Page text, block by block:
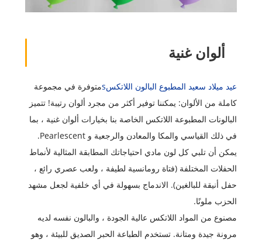
ألوان غنية
عيد ميلاد سعيد المطبوع البالون اللاتكسsمتوفرة في مجموعة
كاملة من الألوان: يمكننا توفير أكثر من مجرد ألوان رتيبة! تتميز
البالونات المطبوعة اللاتكس الخاصة بنا بخيارات ألوان غنية ، بما
في ذلك القياسي والمكا والمعادن والرجعية و Pearlescent.
يمكن أن تلبي كل لون مادي احتياجاتك المطابقة المثالية لأنماط
الحفلات المختلفة (فتاة رومانسية لطيفة ، ولعب عصري رائع ،
حفل أنيقة للبالغين). الاندماج بسهولة في أي خلفية لجعل مشهد
الحزب ملونًا.
مصنوع من المواد اللاتكس عالية الجودة ، والبالون نفسه لديه
مرونة جيدة ومتانة. تستخدم الطباعة الحبر الصديق للبيئة ، وهو